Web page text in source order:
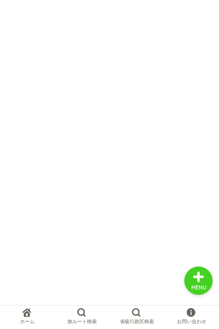
ホーム 旅ルート検索 省級行政区検索 お問い合わせ
MENU